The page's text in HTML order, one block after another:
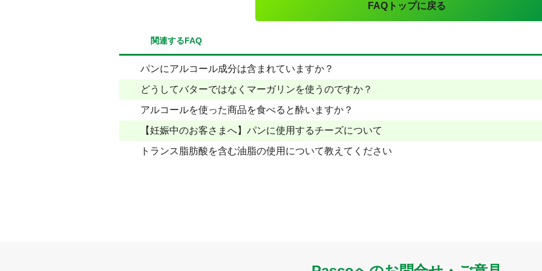
FAQトップに戻る
関連するFAQ
パンにアルコール成分は含まれていますか？
どうしてバターではなくマーガリンを使うのですか？
アルコールを使った商品を食べると酔いますか？
【妊娠中のお客さまへ】パンに使用するチーズについて
トランス脂肪酸を含む油脂の使用について教えてください